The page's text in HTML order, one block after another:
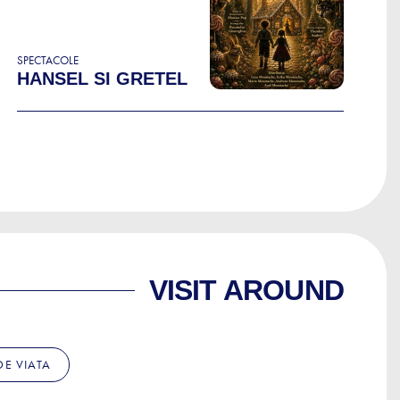
SPECTACOLE
HANSEL SI GRETEL
VISIT AROUND
VIATA